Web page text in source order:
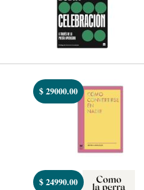
$29000.00
$24990.00